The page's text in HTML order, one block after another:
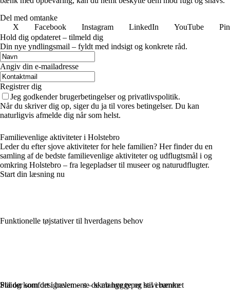
Del med omtanke
X
Facebook Instagram LinkedIn YouTube
Hold dig opdateret – tilmeld dig
Din nye yndlingsmail – fyldt med indsigt og konkrete råd.
Angiv din e-mailadresse
Registrer dig
Jeg godkender brugerbetingelser og privatlivspolitik.
Når du skriver dig op, siger du ja til vores betingelser. Du kan
naturligvis afmelde dig når som helst.
Familievenlige aktiviteter i Holstebro
Leder du efter sjove aktiviteter for hele familien? Her finder du en
samling af de bedste familievenlige aktiviteter og udflugtsmål i og
omkring Holstebro – fra legepladser til museer og naturudflugter.
Start din læsning nu
Funktionelle tøjstativer til hverdagens behov
Plaider som designelement – skab hygge og stil i rummet
Stil og komfort i haven – se de mange typer havebænke